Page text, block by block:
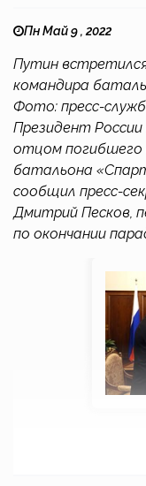
Пн Май 9 , 2022
Путин
командира
Фото: пресс-
Президент
отцом погибшего
батальона
сообщил пресс-
Дмитрий Песков,
по окончании